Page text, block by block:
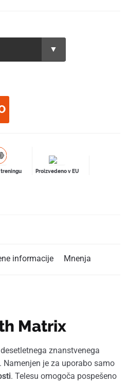
treningu Proizvedeno v EU
informacije Mnenja
Matrix
znanstvenega
je za uporabo samo
. Telesu omogoča pospešeno